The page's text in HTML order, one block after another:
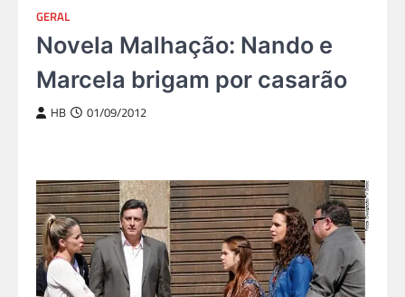
GERAL
Novela Malhação: Nando e
Marcela brigam por casarão
HB 01/09/2012